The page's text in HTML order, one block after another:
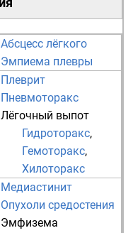
Абсцесс лёгкого
Эмпиема плевры
Плеврит
Пневмоторакс
Лёгочный выпот
Гидроторакс,
Гемоторакс,
Хилоторакс
Медиастинит
Опухоли средостения
Эмфизема